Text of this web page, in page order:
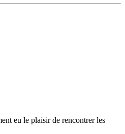
eu le plaisir de rencontrer les